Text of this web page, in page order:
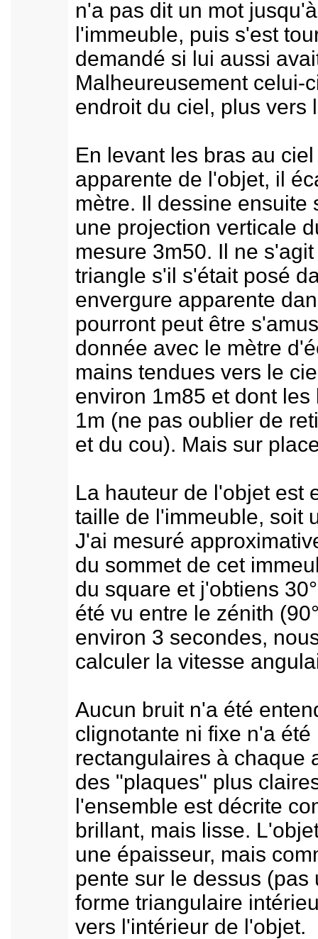
n'a pas dit un mot
l'immeuble, puis s'est
demandé si lui aussi
Malheureusement celui-
endroit du ciel, plus vers
En levant les bras au
apparente de l'objet, il
mètre. Il dessine ensuite
une projection verticale
mesure 3m50. Il ne
triangle s'il s'était posé
envergure apparente
pourront peut être
donnée avec le mètre
mains tendues vers le
environ 1m85 et dont
1m (ne pas oublier de
et du cou). Mais sur
La hauteur de l'objet est
taille de l'immeuble, soit
J'ai mesuré
du sommet de cet
du square et j'obtiens
été vu entre le zénith
environ 3 secondes,
calculer la vitesse
Aucun bruit n'a été
clignotante ni fixe n'a
rectangulaires à chaque
des "plaques" plus
l'ensemble est décrite
brillant, mais lisse.
une épaisseur, mais
pente sur le dessus
forme triangulaire
vers l'intérieur de l'objet.